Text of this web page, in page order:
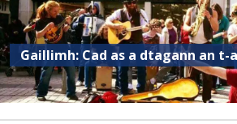
Gaillimh: Cad as a dtagann an t-